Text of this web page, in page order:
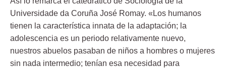
Universidade da Coruña José Romay. «Los humanos
tienen la característica innata de la adaptación; la
adolescencia es un periodo relativamente nuevo,
nuestros abuelos pasaban de niños a hombres o mujeres
sin nada intermedio; tenían esa necesidad para